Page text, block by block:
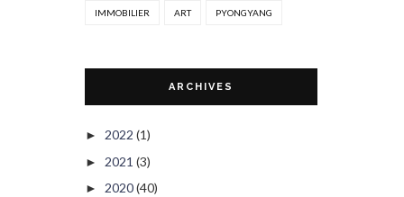
IMMOBILIER ART PYONGYANG
ARCHIVES
► 2022 (1)
► 2021 (3)
► 2020(40)